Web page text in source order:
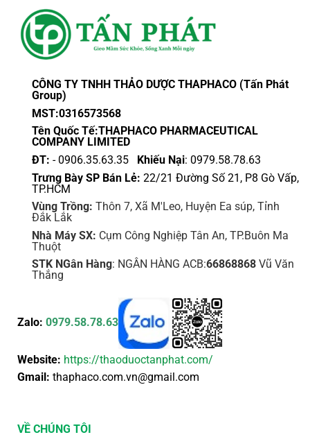
CÔNG TY TNHH THẢO DƯỢC THAPHACO (Tấn Phát
Group)
MST:0316573568
Tên Quốc Tế:THAPHACO PHARMACEUTICAL
COMPANY LIMITED
ĐT: - 0906.35.63.35 Khiếu Nại: 0979.58.78.63
Trưng Bày SP Bán Lẻ: 22/21 Đường Số 21, P8 Gò Vấp,
TP.HCM
Vùng Trồng: Thôn 7, Xã M'Leo, Huyện Ea súp, Tỉnh
Đắk Lắk
Nhà Máy SX: Cụm Công Nghiệp Tân An, TP.Buôn Ma
Thuột
STK NGân Hàng: NGÂN HÀNG ACB:66868868Vũ Văn
Thắng
Zalo: 0979.58.78.63
Website: https://thaoduoctanphat.com/
Gmail: thaphaco.com.vn@gmail.com
VỀ CHÚNG TÔI